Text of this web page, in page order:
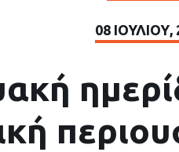
08 ΙΟΥΛΊΟΥ,